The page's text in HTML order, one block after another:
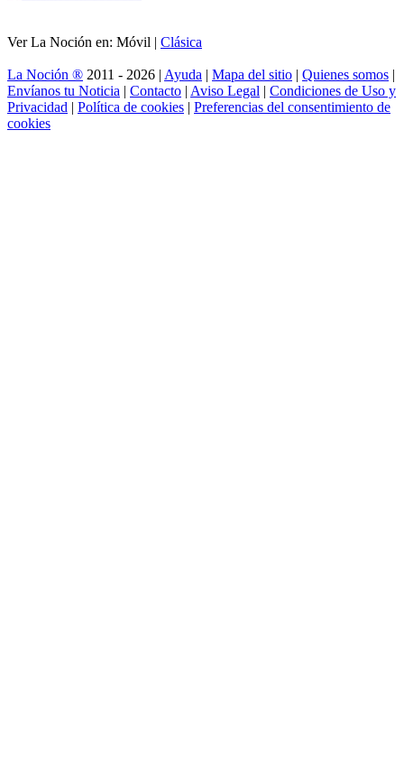
Ver La Noción en: Móvil | Clásica
La Noción ® 2011 - 2026 | Ayuda | Mapa del sitio | Quienes somos |
Envíanos tu Noticia | Contacto | Aviso Legal | Condiciones de Uso y
Privacidad | Política de cookies | Preferencias del consentimiento de
cookies